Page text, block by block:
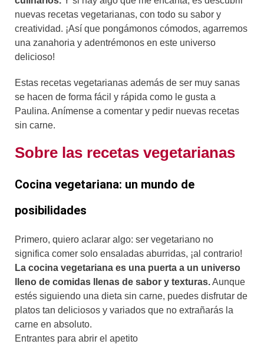
nuevas recetas vegetarianas, con todo su sabor y
creatividad. ¡Así que pongámonos cómodos, agarremos
una zanahoria y adentrémonos en este universo
delicioso!
Estas recetas vegetarianas además de ser muy sanas
se hacen de forma fácil y rápida como le gusta a
Paulina. Anímense a comentar y pedir nuevas recetas
sin carne.
Sobre las recetas vegetarianas
Cocina vegetariana: un mundo de
posibilidades
Primero, quiero aclarar algo: ser vegetariano no
significa comer solo ensaladas aburridas, ¡al contrario!
La cocina vegetariana es una puerta a un universo
lleno de comidas llenas de sabor y texturas.Aunque
estés siguiendo una dieta sin carne, puedes disfrutar de
platos tan deliciosos y variados que no extrañarás la
carne en absoluto.
Entrantes para abrir el apetito